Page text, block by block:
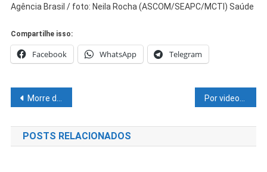
Agência Brasil / foto: Neila Rocha (ASCOM/SEAPC/MCTI) Saúde
Compartilhe isso:
Facebook WhatsApp Telegram
Navegação
de
Post
Morre durante limpeza de equipamento funcionário da mineradora Caraíba Metais Por videoconferência, Rui acerta detalhes sobre envio de ajuda humanitária dos Estados Unidos à Bahia
POSTS RELACIONADOS